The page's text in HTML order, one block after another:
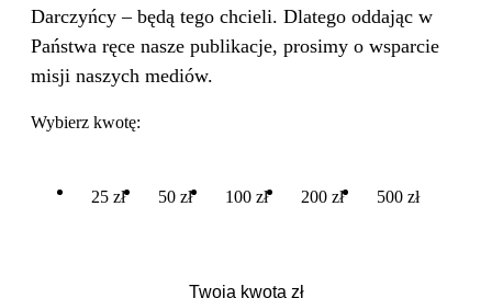
Darczyńcy – będą tego chcieli. Dlatego oddając w
Państwa ręce nasze publikacje, prosimy o wsparcie
misji naszych mediów.
Wybierz kwotę:
25 zł 50 zł 100 zł 200 zł 500 zł